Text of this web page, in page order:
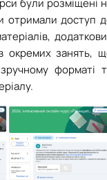
були розміщені
отримали доступ
окремих занять,
форматі